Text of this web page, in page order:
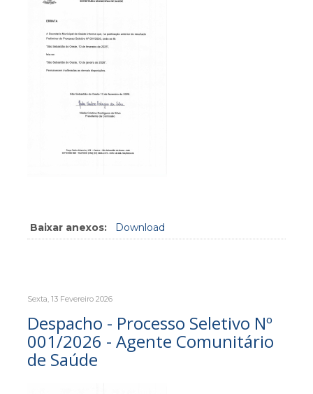
Baixar anexos: Download
Sexta, 13 Fevereiro 2026
Despacho - Processo Seletivo Nº
001/2026 - Agente Comunitário
de Saúde